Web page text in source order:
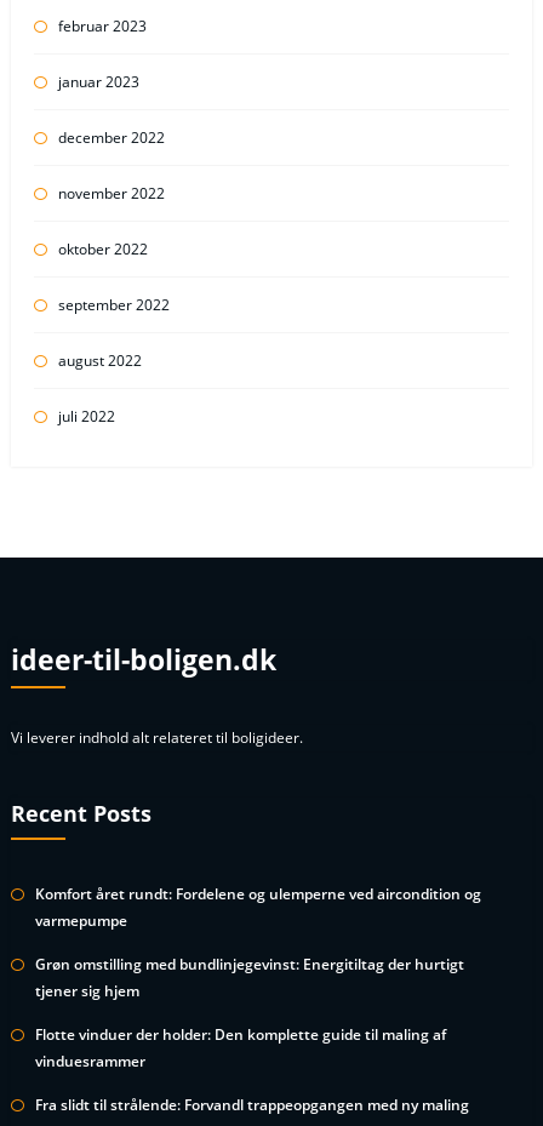
februar 2023
januar 2023
december 2022
november 2022
oktober 2022
september 2022
august 2022
juli 2022
ideer-til-boligen.dk
Vi leverer indhold alt relateret til boligideer.
Recent Posts
Komfort året rundt: Fordelene og ulemperne ved aircondition og
varmepumpe
Grøn omstilling med bundlinjegevinst: Energitiltag der hurtigt
tjener sig hjem
Flotte vinduer der holder: Den komplette guide til maling af
vinduesrammer
Fra slidt til strålende: Forvandl trappeopgangen med ny maling